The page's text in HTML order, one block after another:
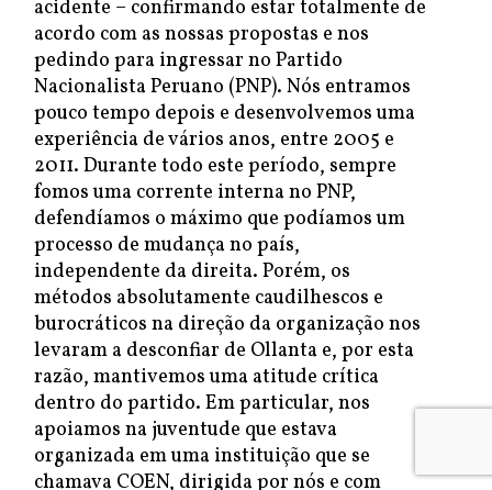
acidente – confirmando estar totalmente de
acordo com as nossas propostas e nos
pedindo para ingressar no Partido
Nacionalista Peruano (PNP). Nós entramos
pouco tempo depois e desenvolvemos uma
experiência de vários anos, entre 2005 e
2011. Durante todo este período, sempre
fomos uma corrente interna no PNP,
defendíamos o máximo que podíamos um
processo de mudança no país,
independente da direita. Porém, os
métodos absolutamente caudilhescos e
burocráticos na direção da organização nos
levaram a desconfiar de Ollanta e, por esta
razão, mantivemos uma atitude crítica
dentro do partido. Em particular, nos
apoiamos na juventude que estava
organizada em uma instituição que se
chamava COEN, dirigida por nós e com